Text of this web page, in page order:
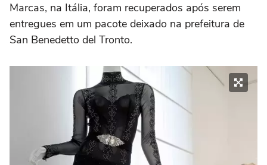
Marcas, na Itália, foram recuperados após serem
entregues em um pacote deixado na prefeitura de
San Benedetto del Tronto.